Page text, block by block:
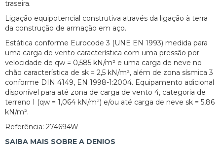
traseira.
Ligação equipotencial construtiva através da ligação à terra
da construção de armação em aço.
Estática conforme Eurocode 3 (UNE EN 1993) medida para
uma carga de vento característica com uma pressão por
velocidade de qw = 0,585 kN/m² e uma carga de neve no
chão característica de sk = 2,5 kN/m², além de zona sísmica 3
conforme DIN 4149, EN 1998-1:2004. Equipamento adicional
disponível para até zona de carga de vento 4, categoria de
terreno I (qw = 1,064 kN/m²) e/ou até carga de neve sk = 5,86
kN/m².
Referência: 274694W
SAIBA MAIS SOBRE A DENIOS